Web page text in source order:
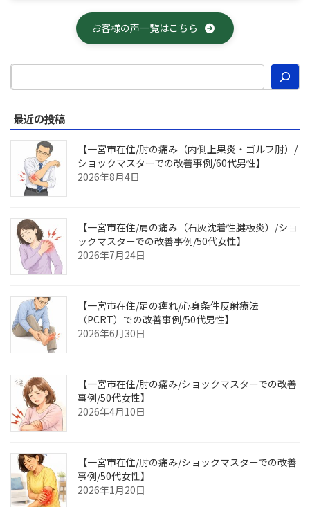
お客様の声一覧はこちら
最近の投稿
【一宮市在住/肘の痛み（内側上果炎・ゴルフ肘）/
ショックマスターでの改善事例/60代男性】
2026年8月4日
【一宮市在住/肩の痛み（石灰沈着性腱板炎）/ショ
ックマスターでの改善事例/50代女性】
2026年7月24日
【一宮市在住/足の痺れ/心身条件反射療法
（PCRT）での改善事例/50代男性】
2026年6月30日
【一宮市在住/肘の痛み/ショックマスターでの改善
事例/50代女性】
2026年4月10日
【一宮市在住/肘の痛み/ショックマスターでの改善
事例/50代女性】
2026年1月20日